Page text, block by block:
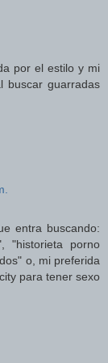
por el estilo y mi
buscar guarradas
entra buscando:
"historieta porno
o, mi preferida
para tener sexo